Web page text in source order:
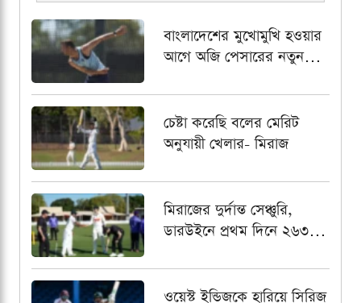
বাংলাদেশের মুখোমুখি হওয়ার
আগে অজি পেসারের নতুন
চেষ্টা করেছি বলের মেরিট
অনুযায়ী খেলার- মিরাজ
মিরাজের দুর্দান্ত সেঞ্চুরি,
ডারউইনে প্রথম দিনে ২৬৩
ওয়েস্ট ইন্ডিজকে হারিয়ে সিরিজ